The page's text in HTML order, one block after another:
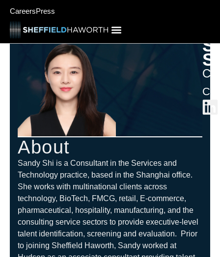
CareersPress
About
Sandy Shi is a Consultant in the Services and
Technology practice, based in the Shanghai office.
She works with multinational clients across
technology, BioTech, FMCG, retail, E-commerce,
pharmaceutical, hospitality, manufacturing, and the
consulting service sectors to provide executive-level
talent identification, screening and evaluation. Prior
to joining Sheffield Haworth, Sandy worked at